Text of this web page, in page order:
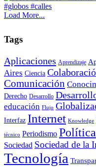
Load More...
Tags
Aplicaciones Aprendizaje
Aires Ciencia
Comunicación
Derecho Desarrollo
educación Flujo
Interfaz Internet Knowledge
técnico Periodismo Política
Sociedad Sociedad de la
Tecnología